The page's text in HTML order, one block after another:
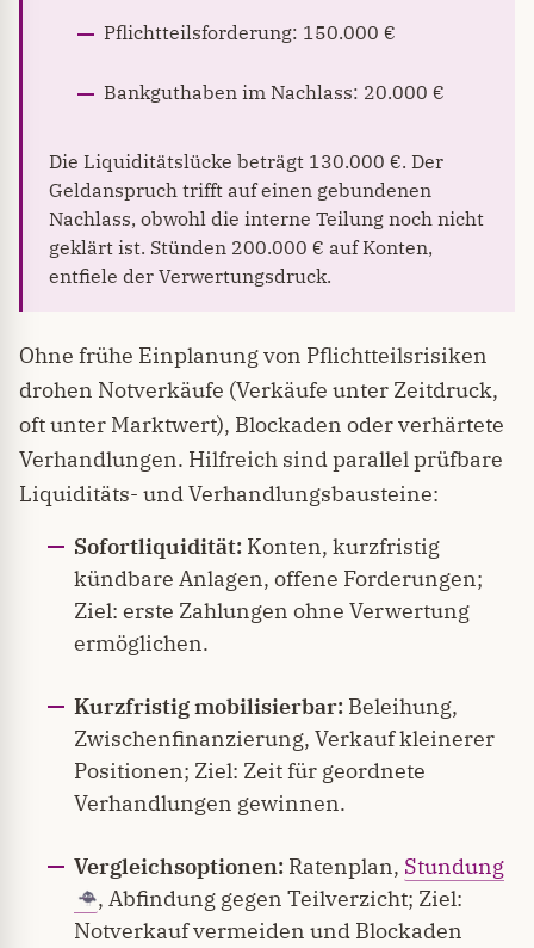
Pflichtteilsforderung: 150.000 €
Bankguthaben im Nachlass: 20.000 €
Die Liquiditätslücke beträgt 130.000 €. Der
Geldanspruch trifft auf einen gebundenen
Nachlass, obwohl die interne Teilung noch nicht
geklärt ist. Stünden 200.000 € auf Konten,
entfiele der Verwertungsdruck.
Ohne frühe Einplanung von Pflichtteilsrisiken
drohen Notverkäufe (Verkäufe unter Zeitdruck,
oft unter Marktwert), Blockaden oder verhärtete
Verhandlungen. Hilfreich sind parallel prüfbare
Liquiditäts- und Verhandlungsbausteine:
Sofortliquidität: Konten, kurzfristig
kündbare Anlagen, offene Forderungen;
Ziel: erste Zahlungen ohne Verwertung
ermöglichen.
Kurzfristig mobilisierbar: Beleihung,
Zwischenfinanzierung, Verkauf kleinerer
Positionen; Ziel: Zeit für geordnete
Verhandlungen gewinnen.
Vergleichsoptionen: Ratenplan, Stundung
, Abfindung gegen Teilverzicht; Ziel:
Notverkauf vermeiden und Blockaden